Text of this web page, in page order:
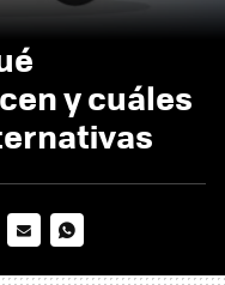
y cuáles